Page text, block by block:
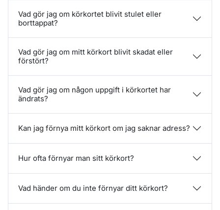
Vad gör jag om körkortet blivit stulet eller
borttappat?
Vad gör jag om mitt körkort blivit skadat eller
förstört?
Vad gör jag om någon uppgift i körkortet har
ändrats?
Kan jag förnya mitt körkort om jag saknar adress?
Hur ofta förnyar man sitt körkort?
Vad händer om du inte förnyar ditt körkort?